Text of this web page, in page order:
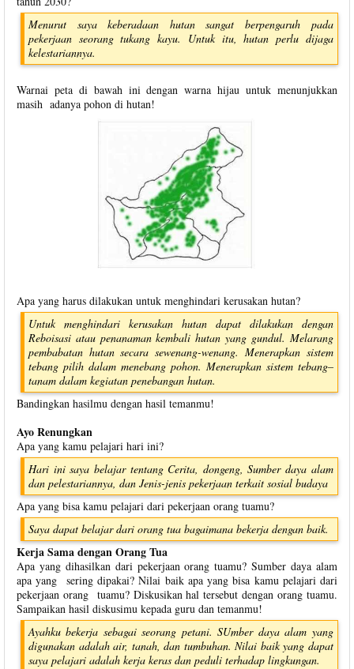
Menurut saya keberadaan hutan sangat berpengaruh pada
pekerjaan seorang tukang kayu. Untuk itu, hutan perlu dijaga
kelestariannya.
Warnai peta di bawah ini dengan warna hijau untuk menunjukkan
masih adanya pohon di hutan!
Apa yang harus dilakukan untuk menghindari kerusakan hutan?
Untuk menghindari kerusakan hutan dapat dilakukan dengan
Reboisasi atau penanaman kembali hutan yang gundul. Melarang
pembabatan hutan secara sewenang-wenang. Menerapkan sistem
tebang pilih dalam menebang pohon. Menerapkan sistem tebang–
tanam dalam kegiatan penebangan hutan.
Bandingkan hasilmu dengan hasil temanmu!
Ayo Renungkan
Apa yang kamu pelajari hari ini?
Hari ini saya belajar tentang Cerita, dongeng, Sumber daya alam
dan pelestariannya, dan Jenis-jenis pekerjaan terkait sosial budaya
Apa yang bisa kamu pelajari dari pekerjaan orang tuamu?
Saya dapat belajar dari orang tua bagaimana bekerja dengan baik.
Kerja Sama dengan Orang Tua
Apa yang dihasilkan dari pekerjaan orang tuamu? Sumber daya alam
apa yang sering dipakai? Nilai baik apa yang bisa kamu pelajari dari
pekerjaan orang tuamu? Diskusikan hal tersebut dengan orang tuamu.
Sampaikan hasil diskusimu kepada guru dan temanmu!
Ayahku bekerja sebagai seorang petani. SUmber daya alam yang
digunakan adalah air, tanah, dan tumbuhan. Nilai baik yang dapat
saya pelajari adalah kerja keras dan peduli terhadap lingkungan.